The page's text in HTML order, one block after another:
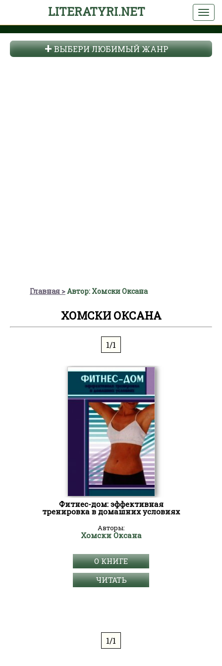
LITERATYRI.NET
ВЫБЕРИ ЛЮБИМЫЙ ЖАНР
Главная Автор: Хомски Оксана
ХОМСКИ ОКСАНА
1/1
Фитнес-дом: эффективная
тренировка в домашних условиях
Авторы:
Хомски Оксана
О КНИГЕ
ЧИТАТЬ
1/1